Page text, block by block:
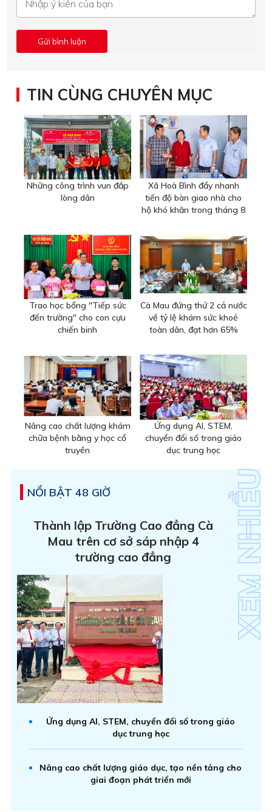
TIN CÙNG CHUYÊN MỤC
Những công trình vun đắp
lòng dân
Xã Hoà Bình đẩy nhanh
tiến độ bàn giao nhà cho
hộ khó khăn trong tháng 8
Trao học bổng "Tiếp sức
đến trường" cho con cựu
chiến binh
Cà Mau đứng thứ 2 cả nước
về tỷ lệ khám sức khoẻ
toàn dân, đạt hơn 65%
Nâng cao chất lượng khám
chữa bệnh bằng y học cổ
truyền
Ứng dụng AI, STEM,
chuyển đổi số trong giáo
dục trung học
NỔI BẬT 48 GIỜ
Thành lập Trường Cao đẳng Cà
Mau trên cơ sở sáp nhập 4
trường cao đẳng
Ứng dụng AI, STEM, chuyển đổi số trong giáo
dục trung học
Nâng cao chất lượng giáo dục, tạo nền tảng cho
giai đoạn phát triển mới